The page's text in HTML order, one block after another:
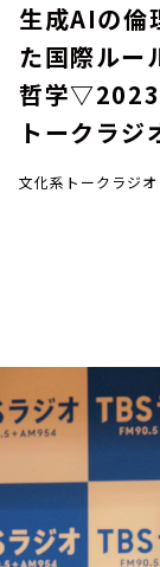
今日の
週間番組
トピック
生成AIの倫
た国際ルー
哲学▽2023
トークラジ
文化系トークラジ